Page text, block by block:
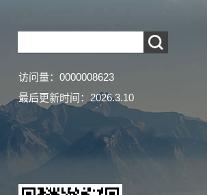
访问量： 0000008623
最后更新时间： 2026.3.10